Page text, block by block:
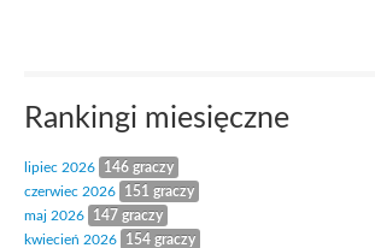
Rankingi miesięczne
lipiec 2026
146 graczy
czerwiec 2026
151 graczy
maj 2026
147 graczy
kwiecień 2026
154 graczy